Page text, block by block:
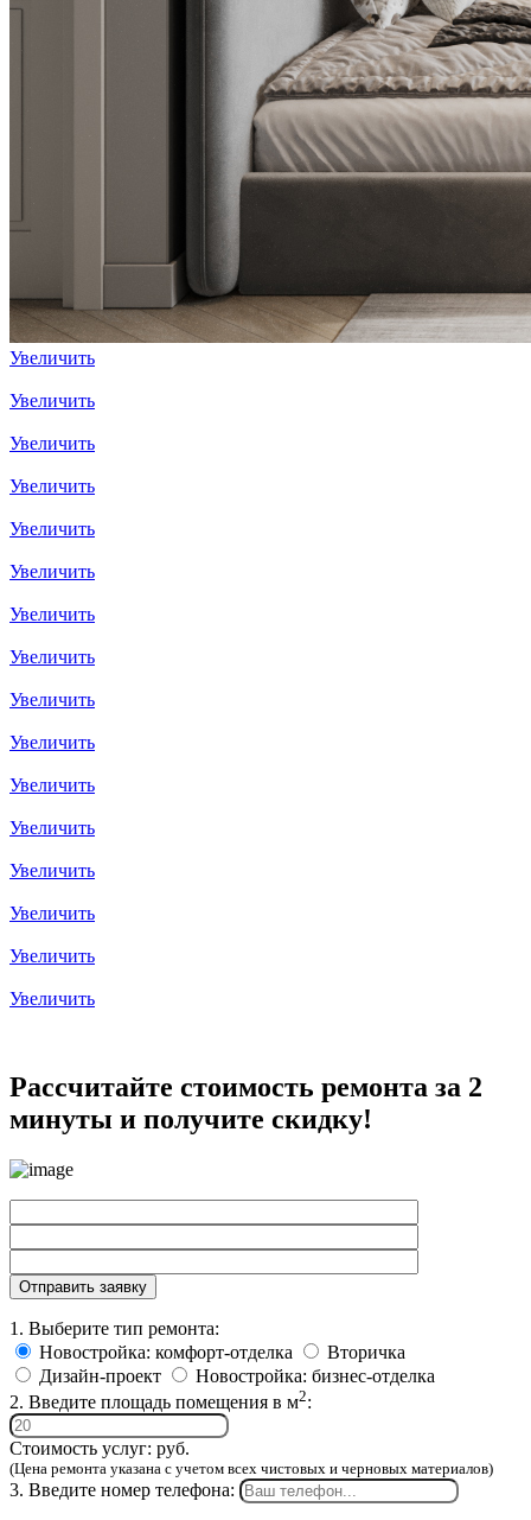
Увеличить
Увеличить
Увеличить
Увеличить
Увеличить
Увеличить
Увеличить
Увеличить
Увеличить
Увеличить
Увеличить
Увеличить
Увеличить
Увеличить
Увеличить
Увеличить
Рассчитайте стоимость ремонта за 2
минуты и получите скидку!
1. Выберите тип ремонта:
Новостройка: комфорт-отделка
Вторичка
Дизайн-проект
Новостройка: бизнес-отделка
2. Введите площадь помещения в м2:
Стоимость услуг: руб.
(Цена ремонта указана с учетом всех чистовых и черновых материалов)
3. Введите номер телефона: